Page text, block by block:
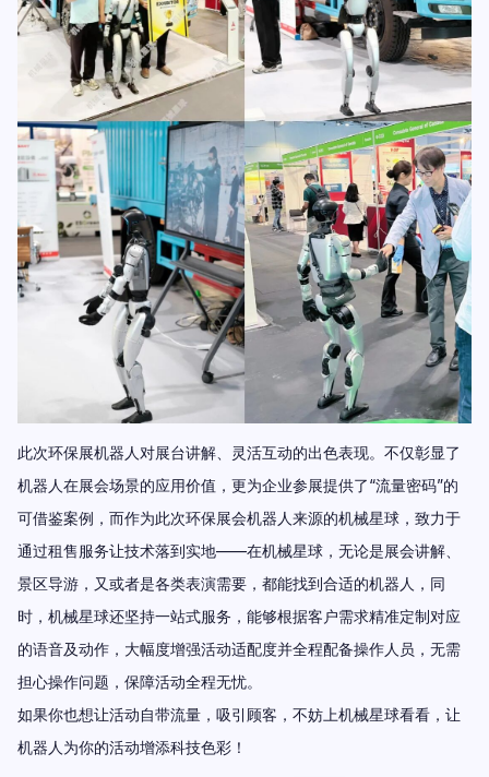
此次环保展机器人对展台讲解、灵活互动的出色表现。不仅彰显了
机器人在展会场景的应用价值，更为企业参展提供了“流量密码”的
可借鉴案例，而作为此次环保展会机器人来源的机械星球，致力于
通过租售服务让技术落到实地——在机械星球，无论是展会讲解、
景区导游，又或者是各类表演需要，都能找到合适的机器人，同
时，机械星球还坚持一站式服务，能够根据客户需求精准定制对应
的语音及动作，大幅度增强活动适配度并全程配备操作人员，无需
担心操作问题，保障活动全程无忧。
如果你也想让活动自带流量 ，吸引顾客，不妨上机械星球看看，让
机器人为你的活动增添科技色彩！